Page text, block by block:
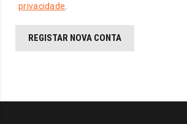
privacidade.
REGISTAR NOVA CONTA